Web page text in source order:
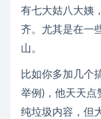
有七大姑八大姨
齐。尤其是在一
山。
比如你多加几个
举例)，他天天点
纯垃圾内容，但